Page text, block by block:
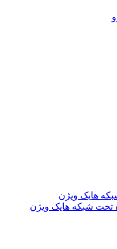
هایک ویژن
تحت شبکه هایک ویژن